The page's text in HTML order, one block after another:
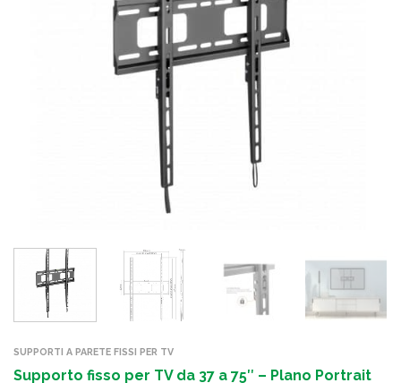
SUPPORTI A PARETE FISSI PER TV
Supporto fisso per TV da 37 a 75″ – Plano Portrait